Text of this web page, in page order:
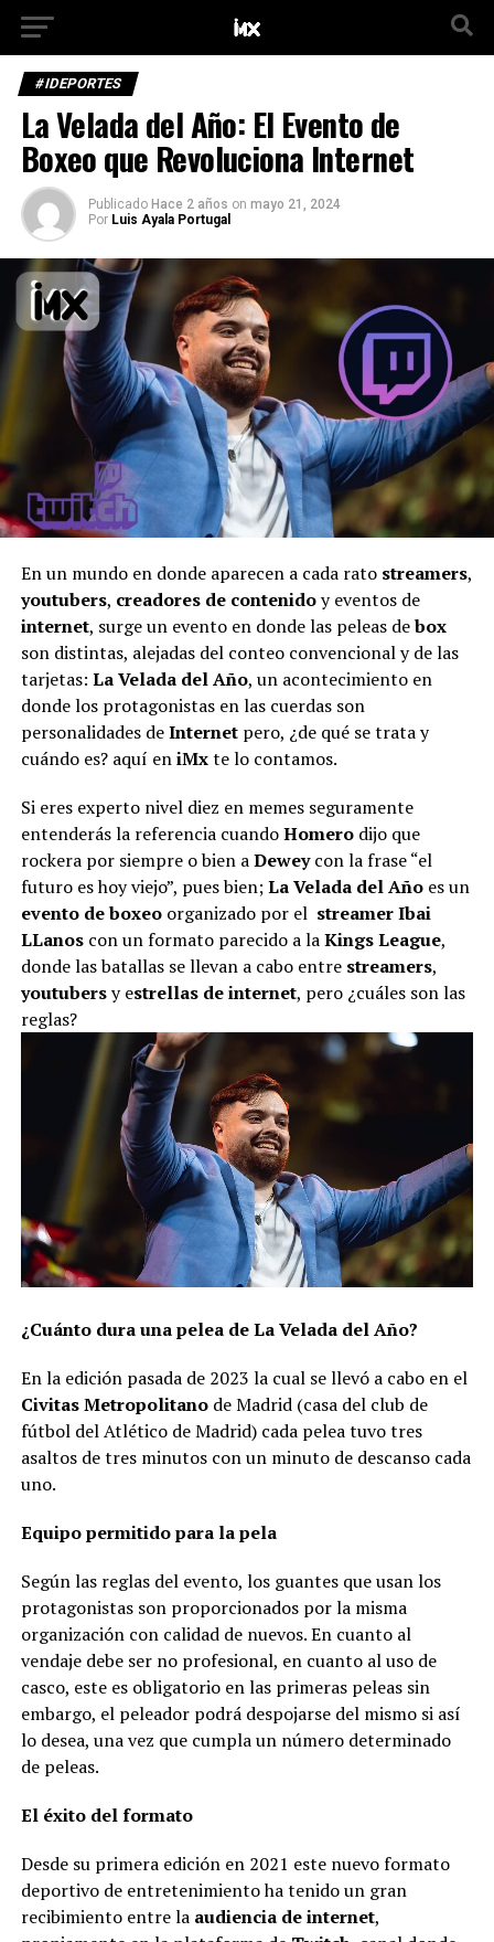
#IDEPORTES
La Velada del Año: El Evento de
Boxeo que Revoluciona Internet
Publicado Hace 2 años on mayo 21, 2024
Por Luis Ayala Portugal
En un mundo en donde aparecen a cada ratostreamers,
youtubers, creadores de contenidoy eventos de
internet, surge un evento en donde las peleas debox
son distintas, alejadas del conteo convencional y de las
tarjetas: La Velada del Año, un acontecimiento en
donde los protagonistas en las cuerdas son
personalidades deInternet pero, ¿de qué se trata y
cuándo es? aquí eniMxte lo contamos.
Si eres experto nivel diez en memes seguramente
entenderás la referencia cuandoHomero dijo que
rockera por siempre o bien aDeweycon la frase “el
futuro es hoy viejo”, pues bien;La Velada del Año es un
evento de boxeoorganizado por el streamerIbai
LLanoscon un formato parecido a laKings League,
donde las batallas se llevan a cabo entre streamers,
youtubersy estrellas de internet, pero ¿cuáles son las
reglas?
¿Cuánto dura una pelea de La Velada del Año?
En la edición pasada de 2023 la cual se llevó a cabo en el
Civitas Metropolitanode Madrid (casa del club de
fútbol del Atlético de Madrid) cada pelea tuvo tres
asaltos de tres minutos con un minuto de descanso cada
uno.
Equipo permitido para la pela
Según las reglas del evento, los guantes que usan los
protagonistas son proporcionados por la misma
organización con calidad de nuevos. En cuanto al
vendaje debe ser no profesional, en cuanto al uso de
casco, este es obligatorio en las primeras peleas sin
embargo, el peleador podrá despojarse del mismo si así
lo desea, una vez que cumpla un número determinado
de peleas.
El éxito del formato
Desde su primera edición en 2021 este nuevo formato
deportivo de entretenimiento ha tenido un gran
recibimiento entre la audiencia de internet,